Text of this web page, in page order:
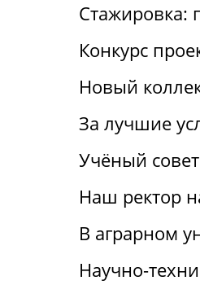
Стажировка:
Конкурс
Новый
За лучшие
Учёный
Наш ректор
В аграрном
Научно-